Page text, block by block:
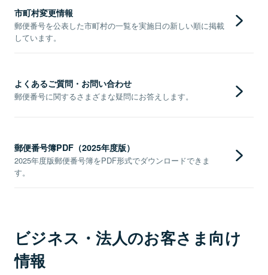
市町村変更情報
郵便番号を公表した市町村の一覧を実施日の新しい順に掲載
しています。
よくあるご質問・お問い合わせ
郵便番号に関するさまざまな疑問にお答えします。
郵便番号簿PDF（2025年度版）
2025年度版郵便番号簿をPDF形式でダウンロードできま
す。
ビジネス・法人のお客さま向け
情報